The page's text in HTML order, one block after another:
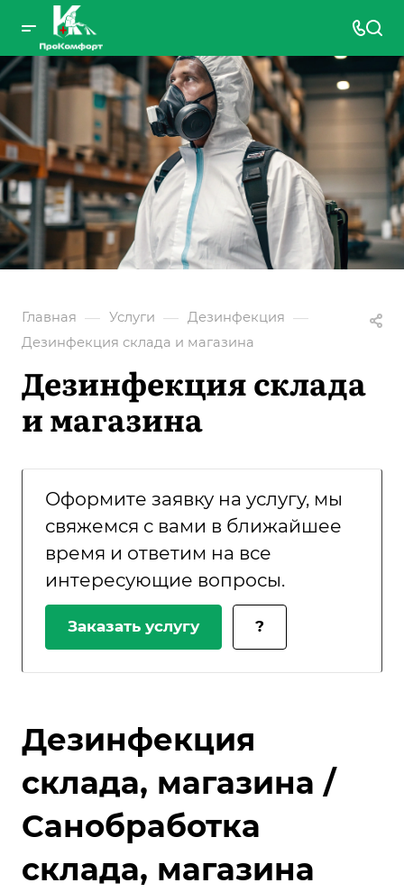
Главная — Услуги — Дезинфекция —
Дезинфекция склада и магазина
Дезинфекция склада
и магазина
Оформите заявку на услугу, мы
свяжемся с вами в ближайшее
время и ответим на все
интересующие вопросы.
Заказать услугу ?
Дезинфекция
склада, магазина /
Санобработка
склада, магазина